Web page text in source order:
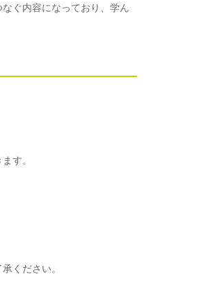
ぐ内容になっており、学ん
す。
ください。